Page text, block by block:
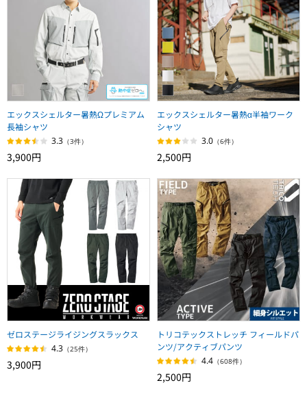
エックスシェルター暑熱Ωプレミアム
長袖シャツ
3.3 （3件）
3,900円
エックスシェルター暑熱α半袖ワーク
シャツ
3.0 （6件）
2,500円
ゼロステージライジングスラックス
4.3 （25件）
3,900円
トリコテックストレッチ フィールドパ
ンツ/アクティブパンツ
4.4 （608件）
2,500円